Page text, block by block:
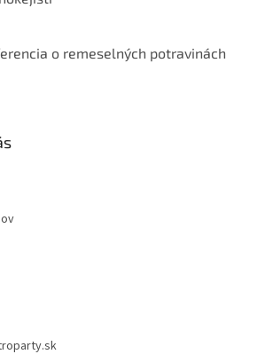
o remeselných potravinách